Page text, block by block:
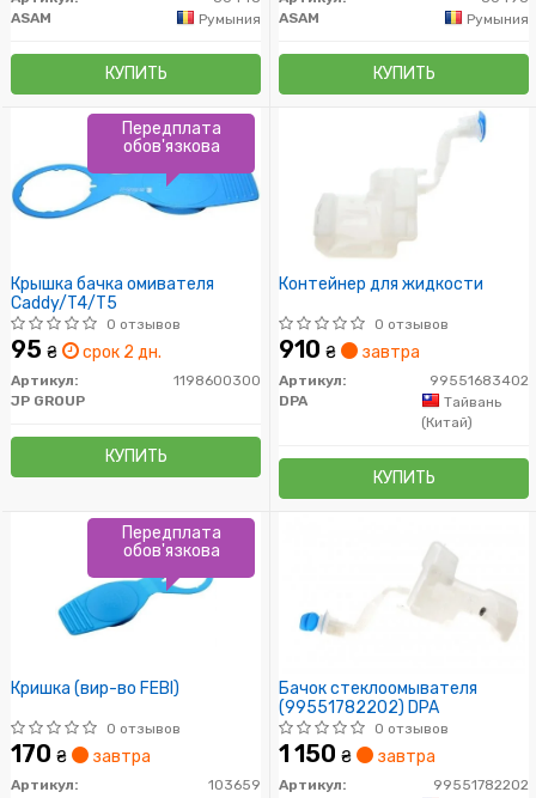
ASAM
Румыния
КУПИТЬ
ASAM
Румыния
КУПИТЬ
Крышка бачка омивателя
Caddy/T4/T5
0 отзывов
95 ₴ срок 2 дн.
Артикул:
1198600300
JP GROUP
КУПИТЬ
Передплата
обов'язкова
Контейнер для жидкости
0 отзывов
910 ₴ завтра
Артикул:
99551683402
DPA
Тайвань
(Китай)
КУПИТЬ
Кришкa (вир-во FEBI)
0 отзывов
170 ₴ завтра
Артикул:
103659
Передплата
обов'язкова
Бачок стеклоомывателя
(99551782202) DPA
0 отзывов
1 150 ₴ завтра
Артикул:
99551782202